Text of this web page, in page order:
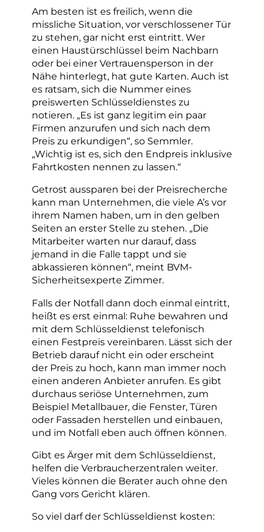
Am besten ist es freilich, wenn die
missliche Situation, vor verschlossener Tür
zu stehen, gar nicht erst eintritt. Wer
einen Haustürschlüssel beim Nachbarn
oder bei einer Vertrauensperson in der
Nähe hinterlegt, hat gute Karten. Auch ist
es ratsam, sich die Nummer eines
preiswerten Schlüsseldienstes zu
notieren. „Es ist ganz legitim ein paar
Firmen anzurufen und sich nach dem
Preis zu erkundigen“, so Semmler.
„Wichtig ist es, sich den Endpreis inklusive
Fahrtkosten nennen zu lassen.“
Getrost aussparen bei der Preisrecherche
kann man Unternehmen, die viele A’s vor
ihrem Namen haben, um in den gelben
Seiten an erster Stelle zu stehen. „Die
Mitarbeiter warten nur darauf, dass
jemand in die Falle tappt und sie
abkassieren können“, meint BVM-
Sicherheitsexperte Zimmer.
Falls der Notfall dann doch einmal eintritt,
heißt es erst einmal: Ruhe bewahren und
mit dem Schlüsseldienst telefonisch
einen Festpreis vereinbaren. Lässt sich der
Betrieb darauf nicht ein oder erscheint
der Preis zu hoch, kann man immer noch
einen anderen Anbieter anrufen. Es gibt
durchaus seriöse Unternehmen, zum
Beispiel Metallbauer, die Fenster, Türen
oder Fassaden herstellen und einbauen,
und im Notfall eben auch öffnen können.
Gibt es Ärger mit dem Schlüsseldienst,
helfen die Verbraucherzentralen weiter.
Vieles können die Berater auch ohne den
Gang vors Gericht klären.
So viel darf der Schlüsseldienst kosten: